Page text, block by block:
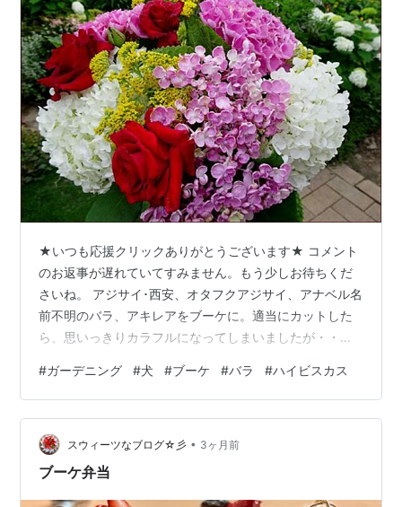
★いつも応援クリックありがとうございます★ コメント
のお返事が遅れていてすみません。もう少しお待ちくだ
さいね。 アジサイ･西安、オタフクアジサイ、アナベル名
前不明のバラ、アキレアをブーケに。適当にカットした
ら、思いっきりカラフルになってしまいましたが・・・
ていただけると大変うれしいです。読者登録欄は、右上
のプロフィール下にあります。どうぞよろしくお願いい
たします。 ※※※※※※※※※※※※※※※※※※※※※※※ ★手作りの
うさぎガーデン全体の様子はこちらでご紹介していま
す。↓ 「上から見たうさぎガーデン・冬」「上から見た
#ガーデニング #犬 #ブーケ #バラ #ハイビスカス
スウィーツなブログ☆彡 • 3ヶ月前
ブーケ弁当